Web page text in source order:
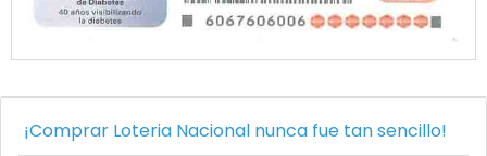
¡Comprar Loteria Nacional nunca fue tan sencillo!